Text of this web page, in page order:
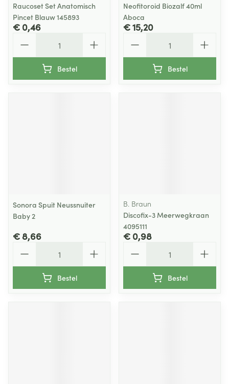
Raucoset Set Anatomisch
Pincet Blauw 145893
€ 0,46
Bestel
Neofitoroid Biozalf 40ml
Aboca
€ 15,20
Bestel
Sonora Spuit Neussnuiter
Baby 2
€ 8,66
Bestel
B. Braun
Discofix-3 Meerwegkraan
4095111
€ 0,98
Bestel